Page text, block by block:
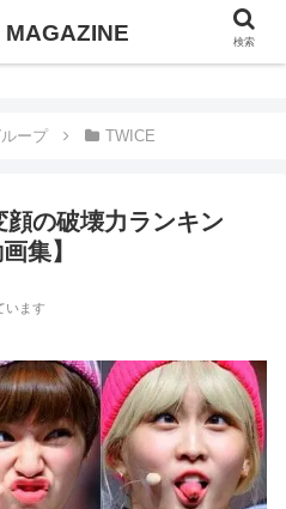
MAGAZINE
ープ TWICE
の破壊力ランキン
集】
います
検索